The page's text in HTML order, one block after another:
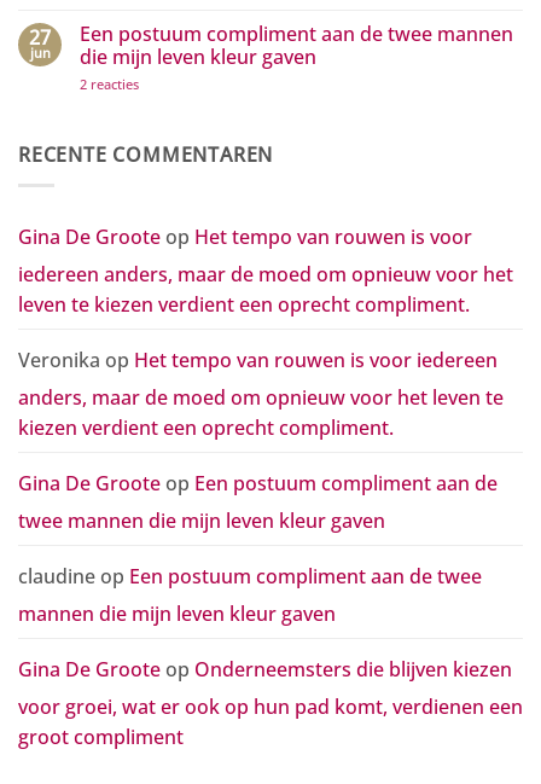
in
beweging
zetten
van
rouwen
is
iedereen
moed
leven
te
verdient
oprecht
27
jun
Een postuum compliment aan de twee mannen
die mijn leven kleur gaven
2 reactiesop
aan
de
leven
gaven
RECENTE COMMENTAREN
Gina De Groote op Het tempo van rouwen is voor
iedereen anders, maar de moed om opnieuw voor het
leven te kiezen verdient een oprecht compliment.
Veronika op Het tempo van rouwen is voor iedereen
anders, maar de moed om opnieuw voor het leven te
kiezen verdient een oprecht compliment.
Gina De Groote op Een postuum compliment aan de
twee mannen die mijn leven kleur gaven
claudine op Een postuum compliment aan de twee
mannen die mijn leven kleur gaven
Gina De Groote op Onderneemsters die blijven kiezen
voor groei, wat er ook op hun pad komt, verdienen een
groot compliment